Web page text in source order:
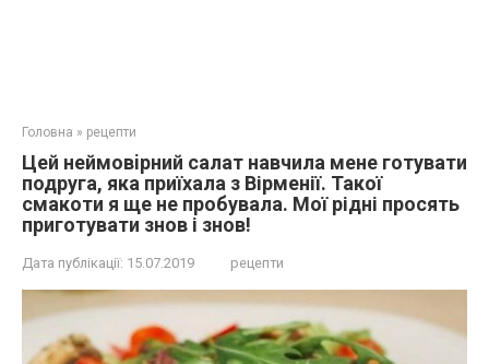
Головна » рецепти
Цeй неймовiрний салат навчила мене готувати
подруга, яка приїхала з Вірменії. Такої
смакоти я ще не пробувала. Мої рідні просять
приготувати знов і знов!
Дата публікації: 15.07.2019 рецепти